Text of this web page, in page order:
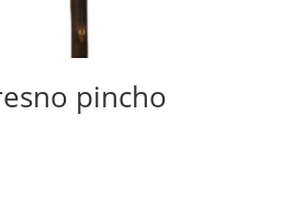
pincho